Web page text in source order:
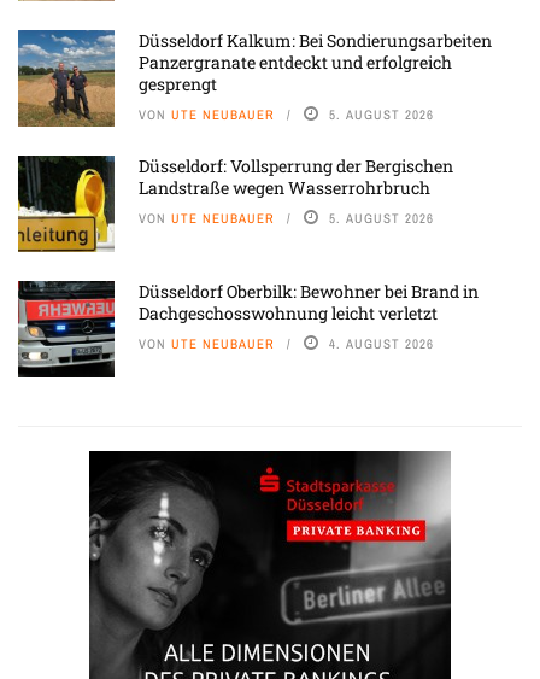
Düsseldorf Kalkum: Bei Sondierungsarbeiten
Panzergranate entdeckt und erfolgreich
gesprengt
VON UTE NEUBAUER 5. AUGUST 2026
Düsseldorf: Vollsperrung der Bergischen
Landstraße wegen Wasserrohrbruch
VON UTE NEUBAUER 5. AUGUST 2026
Düsseldorf Oberbilk: Bewohner bei Brand in
Dachgeschosswohnung leicht verletzt
VON UTE NEUBAUER 4. AUGUST 2026